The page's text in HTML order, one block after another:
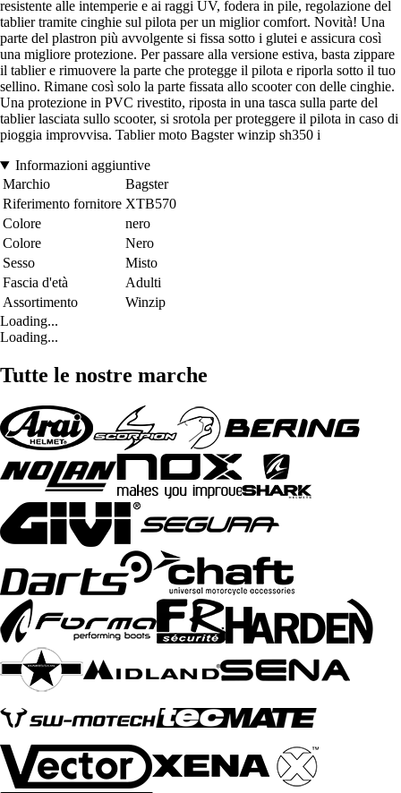
resistente alle intemperie e ai raggi UV, fodera in pile, regolazione del
tablier tramite cinghie sul pilota per un miglior comfort. Novità! Una
parte del plastron più avvolgente si fissa sotto i glutei e assicura così
una migliore protezione. Per passare alla versione estiva, basta zippare
il tablier e rimuovere la parte che protegge il pilota e riporla sotto il tuo
sellino. Rimane così solo la parte fissata allo scooter con delle cinghie.
Una protezione in PVC rivestito, riposta in una tasca sulla parte del
tablier lasciata sullo scooter, si srotola per proteggere il pilota in caso di
pioggia improvvisa. Tablier moto Bagster winzip sh350 i
Informazioni aggiuntive
Marchio
Bagster
Riferimento fornitore XTB570
Colore
nero
Colore
Nero
Sesso
Misto
Fascia d'età
Adulti
Assortimento
Winzip
Loading...
Loading...
Tutte le nostre marche